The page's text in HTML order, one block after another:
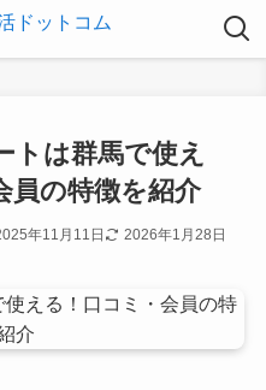
トは群馬で使え
員の特徴を紹介
年11月11日 2026年1月28日